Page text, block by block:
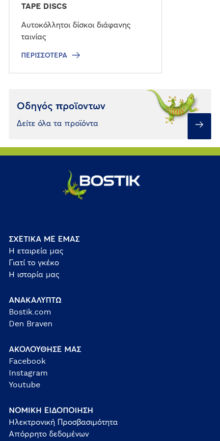
TAPE DISCS
Αυτοκόλλητοι δίσκοι διάφανης
ταινίας
ΠΕΡΙΣΣΌΤΕΡΑ
Οδηγός προϊοντων
Δείτε όλα τα προϊόντα
ΣΧΕΤΙΚΑ ΜΕ ΕΜΑΣ
Η εταιρεία μας
Γιατί το γκέκο
Η ιστορία μας
ΑΝΑΚΑΛΥΠΤΩ
Bostik.com
Den Braven
ΑΚΟΛΟΥΘΗΣΕ ΜΑΣ
Facebook
Instagram
Youtube
ΝΟΜΙΚΗ ΕΙΔΟΠΟΙΗΣΗ
Ηλεκτρονική Προσβασιμότητα
Απόρρητο δεδομένων